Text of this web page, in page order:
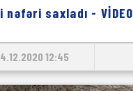
nəfəri saxladı - VİDEO
12:45